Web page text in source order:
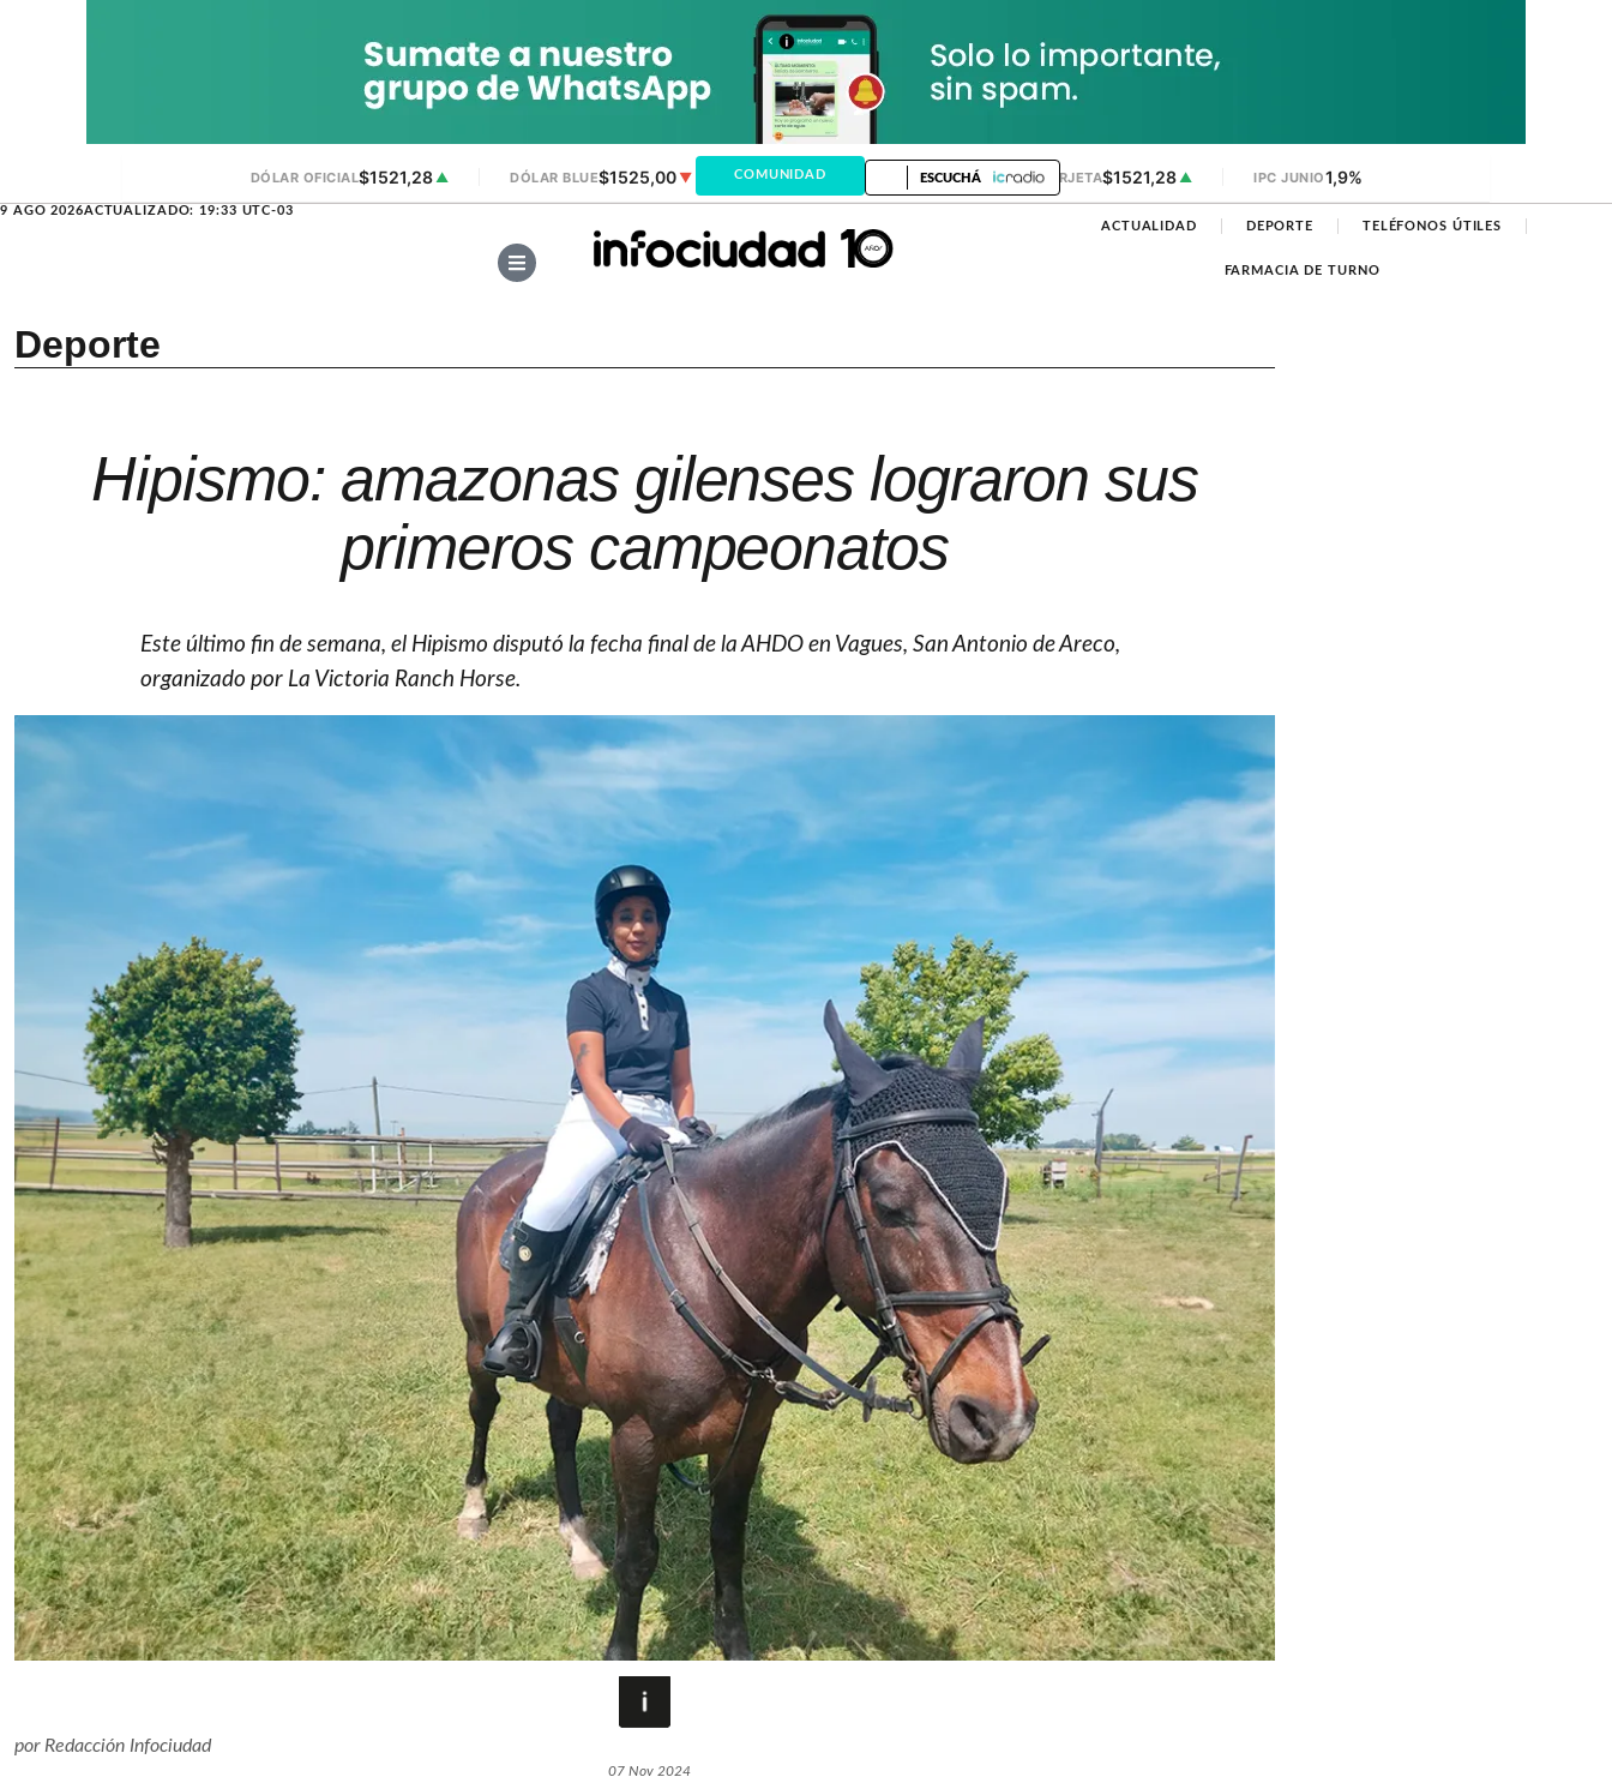
DÓLAR OFICIAL$1521,28 ▲ DÓLAR BLUE$1525,00▼ DÓLAR MEP ▲ DÓLAR TARJETA$1521,28 ▲ IPC JUNIO1,9%
9 AGO 2026ACTUALIZADO: 19:33 UTC-03
COMUNIDAD ESCUCHÁ
ACTUALIDAD DEPORTE TELÉFONOS ÚTILES
FARMACIA DE TURNO
Deporte
Hipismo: amazonas gilenses lograron sus
primeros campeonatos
Este último fin de semana, el Hipismo disputó la fecha final de la AHDO en Vagues, San Antonio de Areco,
organizado por La Victoria Ranch Horse.
porRedacción Infociudad
07 Nov 2024